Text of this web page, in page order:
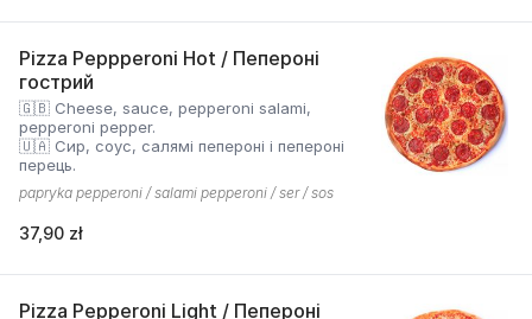
Pizza Peppperoni Hot / Пепероні
гострий
🇬🇧 Cheese, sauce, pepperoni salami,
pepperoni pepper.
🇺🇦 Сир, соус, салямі пепероні і пепероні
перець.
papryka pepperoni / salami pepperoni / ser / sos
37,90 zł
Pizza Pepperoni Light / Пепероні